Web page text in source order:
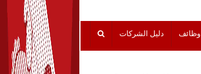
وظائف دليل الشركات